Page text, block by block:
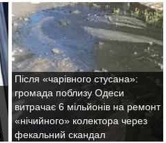
Після «чарівного стусана»:
громада поблизу Одеси
витрачає 6 мільйонів на ремонт
«нічийного» колектора через
фекальний скандал